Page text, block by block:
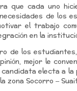
que cada uno
de los
el trabajo
en la
de los
mejor le
electa a la
zona Socorro –